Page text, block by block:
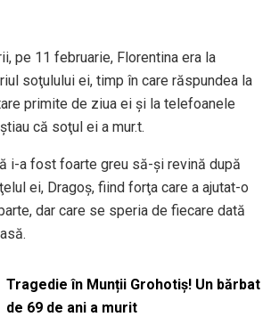
pe 11 februarie, Florentina era la
soţulului ei, timp în care răspundea la
primite de ziua ei şi la telefoanele
că soţul ei a mur.t.
i-a fost foarte greu să-şi revină după
ei, Dragoş, fiind forţa care a ajutat-o
dar care se speria de fiecare dată
Tragedie în Munții Grohotiș! Un bărbat
de 69 de ani a murit